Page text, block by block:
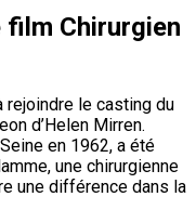
film Chirurgien
rejoindre le casting du
d’Helen Mirren.
en 1962, a été
une chirurgienne
une différence dans la